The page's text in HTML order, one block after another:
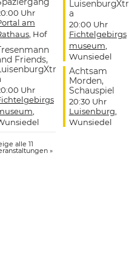
Uhr
am
, Hof
Friends,
Uhr
,
alle 11
»
LuisenburgXtr
a
20:00 Uhr
Fichtelgebirgs
museum,
Wunsiedel
Achtsam
Morden,
Schauspiel
20:30 Uhr
Luisenburg,
Wunsiedel